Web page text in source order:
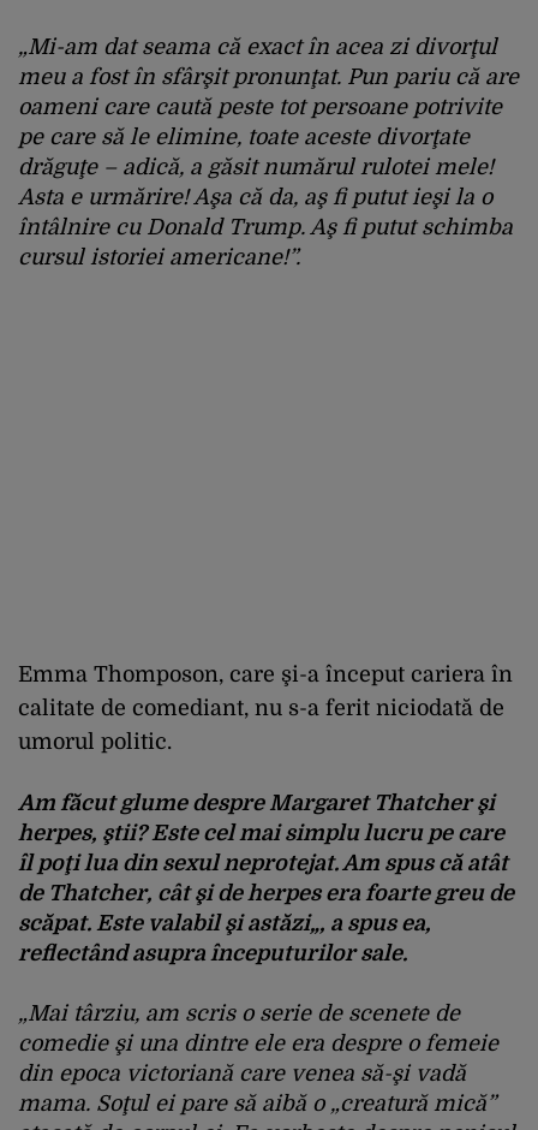
„Mi-am dat seama căexact în acea zi divorţul
meu a fost în sfârşit pronunţat. Pun pariu căare
oamenicare caută pestetot persoane potrivite
pecare săle elimine, toate aceste divorţate
drăguţe– adică, a găsit numărul ruloteimele!
Asta e urmărire!Aşa căda, aşfi putut ieşila o
întâlnirecu Donald Trump. Aşfi putut schimba
cursul istoriei americane!”.
Emma Thomposon, care şi-a început cariera în
calitate de comediant, nu s-a ferit niciodată de
umorul politic.
Am făcutglume despreMargaret Thatcherşi
herpes, ştii? Este cel mai simplu lucru pecare
îl poţi lua din sexul neprotejat. Am spus că atât
de Thatcher, cât şide herpes era foarte greude
scăpat. Este valabil şi astăzi„, a spus ea,
reflectând asupra începuturilorsale.
„Mai târziu, am scriso seriede scenetede
comedie şi una dintre eleera despreo femeie
din epoca victorianăcare venea să-şi vadă
mama. Soţul eipare să aibăo „creatură mică”